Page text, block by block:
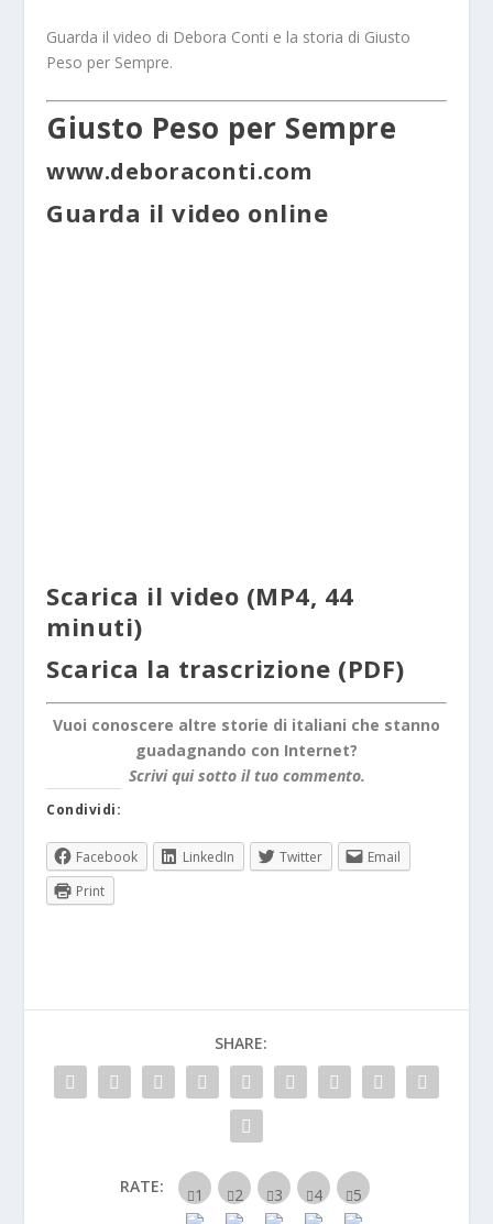
Guarda il video di Debora Conti e la storia di Giusto
Peso per Sempre.
Giusto Peso per Sempre
www.deboraconti.com
Guarda il video online
Scarica il video (MP4, 44
minuti)
Scarica la trascrizione (PDF)
Vuoi conoscere altre storie di italiani che stanno
guadagnando con Internet?
Scrivi qui sotto il tuo commento.
Condividi:
Facebook LinkedIn Twitter
Email
Print
SHARE:
RATE: